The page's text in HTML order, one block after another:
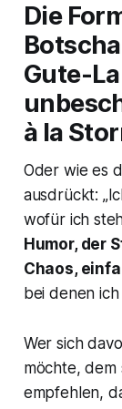
Die
Gute-
à la
Oder wie es
ausdrückt:
wofür ich
Humor, der
Chaos,
bei denen
Wer sich
möchte, dem
empfehlen,